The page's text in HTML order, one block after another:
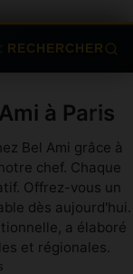
RECHERCHER
à Paris
Bel Ami grâce à
chef. Chaque
Offrez-vous un
dès aujourd'hui.
a élaboré
et régionales.